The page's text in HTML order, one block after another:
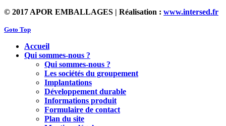
© 2017 APOR EMBALLAGES | Réalisation : www.intersed.fr
Goto Top
Accueil
Qui sommes-nous ?
Qui sommes-nous ?
Les sociétés du groupement
Implantations
Développement durable
Informations produit
Formulaire de contact
Plan du site